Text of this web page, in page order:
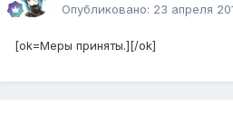
Опубликовано: 23 апреля
[ok=Меры приняты.][/ok]